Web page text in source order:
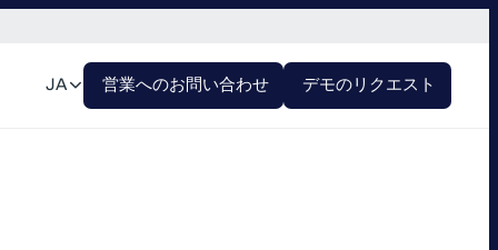
JA 営業へのお問い合わせ デモのリクエスト